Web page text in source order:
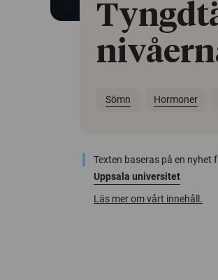
Sömn Hormoner
Texten baseras på en nyhet
Uppsala universitet
Läs mer om vårt innehåll.